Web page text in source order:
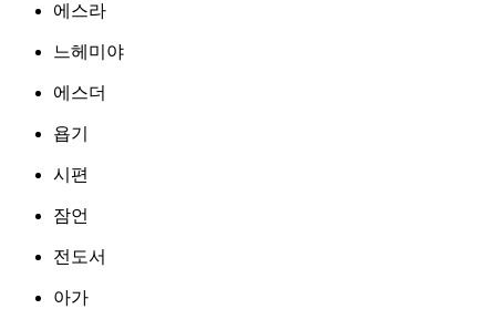
에스라
느헤미야
에스더
욥기
시편
잠언
전도서
아가